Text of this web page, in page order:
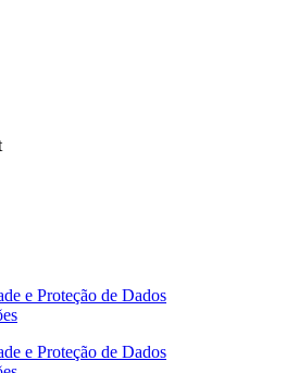
e Proteção de Dados
e Proteção de Dados